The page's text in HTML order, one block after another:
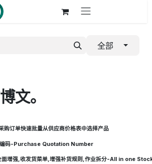
全部
文。
购订单快速批量从供应商价格表中选择产品
编码-Purchase Quotation Number
面增强,收发货菜单,增强补货规则,作业拆分-All in one